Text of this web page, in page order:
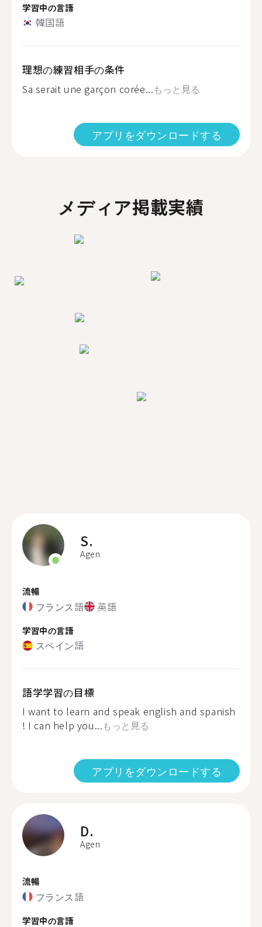
学習中の言語
韓国語
理想の練習相手の条件
Sa serait une garçon corée...もっと見る
アプリをダウンロードする
メディア掲載実績
S.
Agen
流暢
フランス語 英語
学習中の言語
スペイン語
語学学習の目標
I want to learn and speak english and spanish
! I can help you...もっと見る
アプリをダウンロードする
D.
Agen
流暢
フランス語
学習中の言語